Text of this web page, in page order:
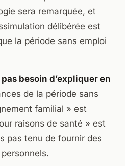
sera remarquée, et
délibérée est
la période sans emploi
besoin d’expliquer en
de la période sans
familial » est
raisons de santé » est
pas tenu de fournir des